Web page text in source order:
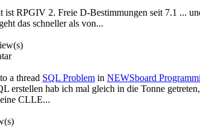
ist RPGIV 2. Freie D-Bestimmungen seit 7.1 ...
das schneller als von...
a thread SQL Problem in NEWSboard
erstellen hab ich mal gleich in die Tonne
CLLE...